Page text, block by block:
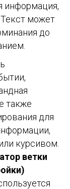
информация,
может
до
также
для
курсивом.
ветки